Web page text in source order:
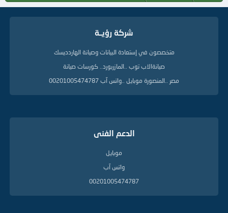
شركة رؤيــة
متخصصون في إستعادة البيانات وصيانة الهاردديسك
صيانةالاب توب ..المازربورد.. كورسات صيانة
مصر ..المنصورة موبايل ..واتس آب 00201005474787
الدعم الفنى
موبايل
واتس آب
00201005474787